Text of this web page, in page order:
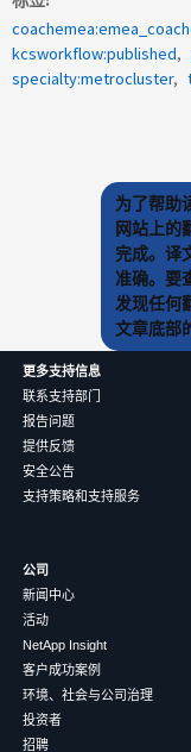
kcsworkflow:published
specialty:metrocluster
为了帮助
网站上的
完成。译
准确。要
发现任何
文章底部
更多支持信息
联系支持部门
报告问题
提供反馈
安全公告
支持策略和支持服务
公司
新闻中心
活动
NetApp Insight
客户成功案例
环境、社会与公司治理
投资者
招聘